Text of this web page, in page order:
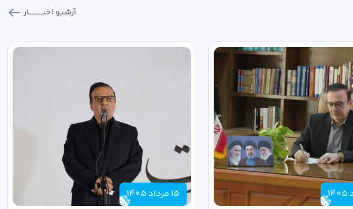
آرشیو اخبـــــــــــار
15 مرداد 1405